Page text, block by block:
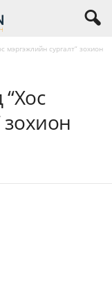
мэргэжлийн сургалт” зохион
зохион